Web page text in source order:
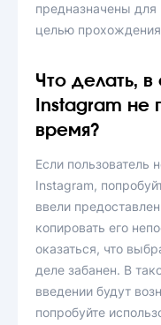
предназначены для
целью
Что делать,
Instagram не
время?
Если пользователь
Instagram,
ввели
копировать его
оказаться, что
деле забанен. В
введении будут
попробуйте